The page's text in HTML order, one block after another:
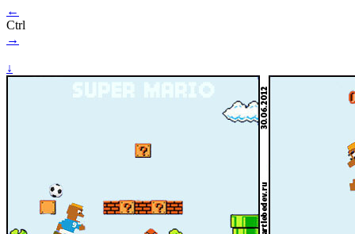
←
Ctrl
→
↓